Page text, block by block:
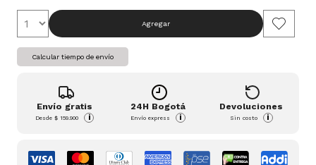
Agregar
Calcular tiempo de envío
Envío gratis
Desde$ 159.900 i
24H Bogotá
Envío express i
Devoluciones
Sin costo i